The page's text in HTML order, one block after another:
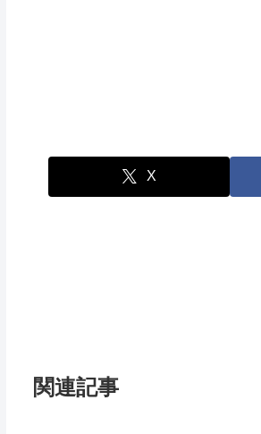
X
関連記事